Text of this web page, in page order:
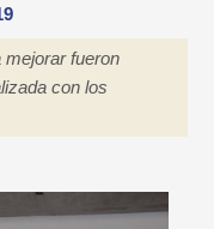
mejorar fueron
con los